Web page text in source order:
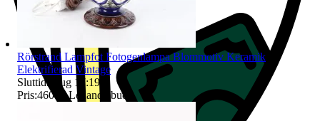
Rörstrand Lampfot Fotogenlampa Blommotiv Keramik
Elektrifierad Vintage
Sluttid9 aug 17:19
Pris:460 kr,Ledande bud